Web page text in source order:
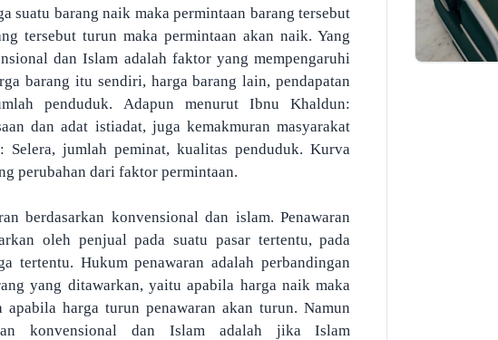
suatu barang naik maka permintaan barang tersebut
tersebut turun maka permintaan akan naik. Yang
dan Islam adalah faktor yang mempengaruhi
barang itu sendiri, harga barang lain, pendapatan
penduduk. Adapun menurut Ibnu Khaldun:
dan adat istiadat, juga kemakmuran masyarakat
Selera, jumlah peminat, kualitas penduduk. Kurva
perubahan dari faktor permintaan.
berdasarkan konvensional dan islam. Penawaran
oleh penjual pada suatu pasar tertentu, pada
tertentu. Hukum penawaran adalah perbandingan
yang ditawarkan, yaitu apabila harga naik maka
apabila harga turun penawaran akan turun. Namun
konvensional dan Islam adalah jika Islam